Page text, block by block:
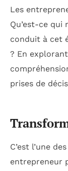
Les
Qu’est-ce qui
conduit à cet
? En
prises de
C’est l’une
entrepreneur